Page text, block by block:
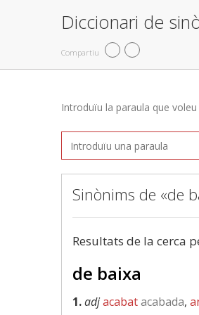
Diccionari de
Compartiu
Introduïu la paraula que
Sinònims de «de
Resultats de la cerca
de baixa
1.adjacabatacabada,